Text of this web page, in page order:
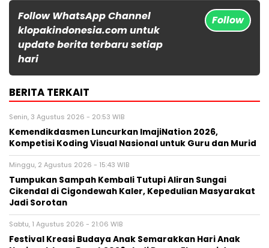
Follow WhatsApp Channel
klopakindonesia.com untuk
update berita terbaru setiap
hari
Follow
BERITA TERKAIT
Senin, 3 Agustus 2026 - 20:53 WIB
Kemendikdasmen Luncurkan ImajiNation 2026,
Kompetisi Koding Visual Nasional untuk Guru dan Murid
Minggu, 2 Agustus 2026 - 15:43 WIB
Tumpukan Sampah Kembali Tutupi Aliran Sungai
Cikendal di Cigondewah Kaler, Kepedulian Masyarakat
Jadi Sorotan
Sabtu, 1 Agustus 2026 - 21:06 WIB
Festival Kreasi Budaya Anak Semarakkan Hari Anak